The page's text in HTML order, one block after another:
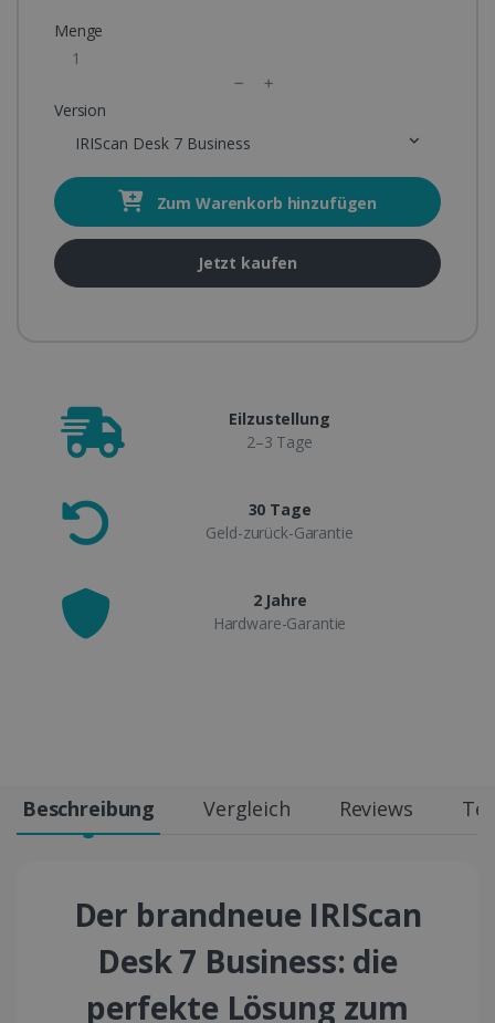
Menge
Version
IRIScan Desk 7 Business
Zum Warenkorb hinzufügen
Jetzt kaufen
Eilzustellung
2–3 Tage
30 Tage
Geld-zurück-Garantie
2 Jahre
Hardware-Garantie
Beschreibung Vergleich Reviews
Der brandneue IRIScan
Desk 7 Business: die
perfekte Lösung zum